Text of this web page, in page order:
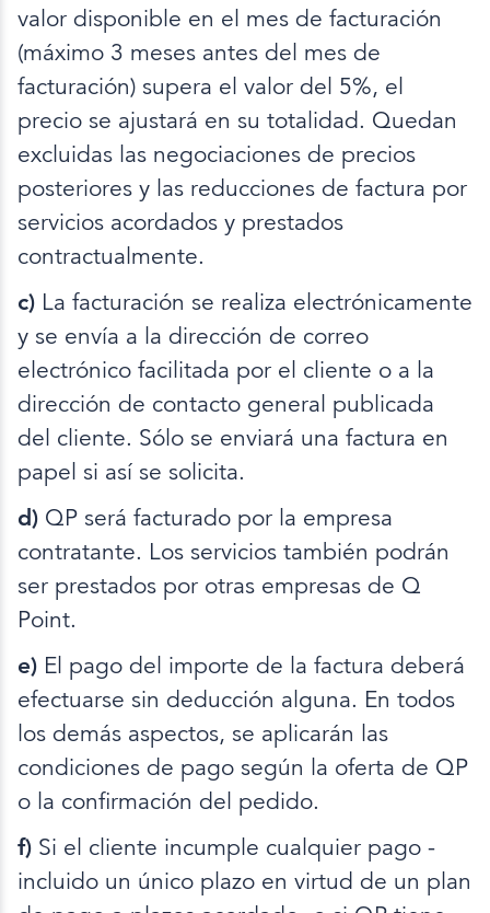
valor disponible en el mes de facturación
(máximo 3 meses antes del mes de
facturación) supera el valor del 5%, el
precio se ajustará en su totalidad. Quedan
excluidas las negociaciones de precios
posteriores y las reducciones de factura por
servicios acordados y prestados
contractualmente.
c) La facturación se realiza electrónicamente
y se envía a la dirección de correo
electrónico facilitada por el cliente o a la
dirección de contacto general publicada
del cliente. Sólo se enviará una factura en
papel si así se solicita.
d) QP será facturado por la empresa
contratante. Los servicios también podrán
ser prestados por otras empresas de Q
Point.
e) El pago del importe de la factura deberá
efectuarse sin deducción alguna. En todos
los demás aspectos, se aplicarán las
condiciones de pago según la oferta de QP
o la confirmación del pedido.
f) Si el cliente incumple cualquier pago -
incluido un único plazo en virtud de un plan